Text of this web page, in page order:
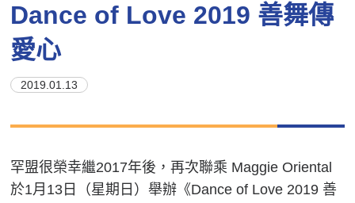
Dance of Love 2019 善舞傳
愛心
2019.01.13
罕盟很榮幸繼2017年後，再次聯乘 Maggie Oriental
於1月13日（星期日）舉辦《Dance of Love 2019 善